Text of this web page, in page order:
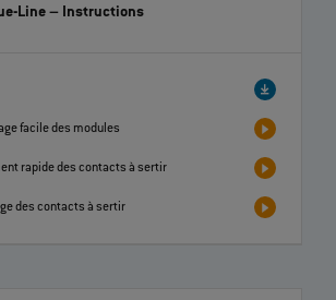
Line PUSH-LOCK– Instructions